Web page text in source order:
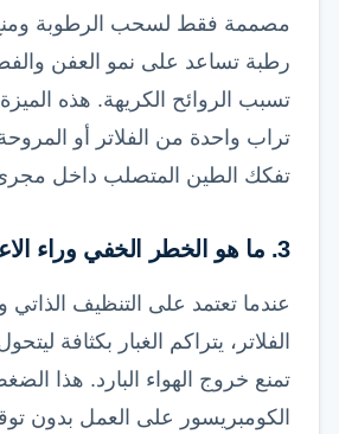
مصممة فقط لسحب الرطوبة ومنع
رطبة تساعد على نمو العفن
تسبب الروائح الكريهة. هذه
تراب واحدة من الفلاتر أو المروحة
تفكك الطين المتصلب داخل
3. ما هو الخطر الخفي وراء الاعتماد عليها كليا؟
عندما تعتمد على التنظيف
الفلاتر، يتراكم الغبار بكثافة
تمنع خروج الهواء البارد. هذا
الكومبريسور على العمل بدون